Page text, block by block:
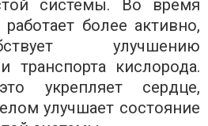
системы. Во время
более активно,
улучшению
транспорта кислорода.
укрепляет сердце,
улучшает состояние